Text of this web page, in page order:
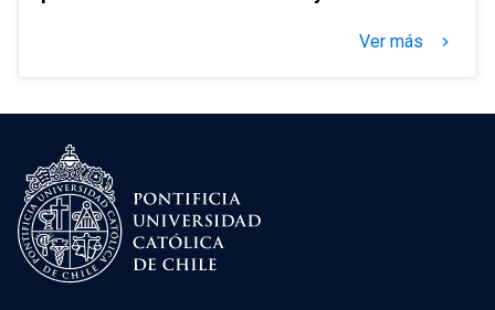
Ver más keyboard_arrow_right